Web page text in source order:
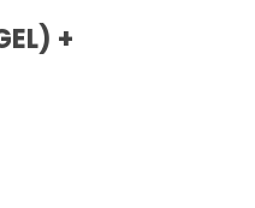
+